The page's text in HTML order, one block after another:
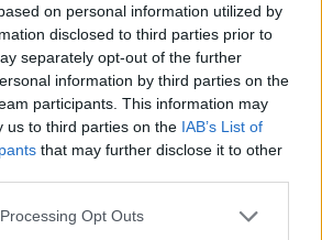
on personal information utilized by
disclosed to third parties prior to
separately opt-out of the further
information by third parties on the
participants. This information may
us to third parties on the IAB’s List of
that may further disclose it to other
website/app uses one or more Google
Opt Outs
teléfonos inteligentes puede salvar
Checa
permite llamar rápidamente a un
no se conozca la dirección exacta. Más
República Checa ya la han utilizado